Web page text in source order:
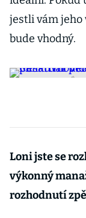
jestli vám jeho
bude vhodný.
Loni jste se
výkonný
rozhodnutí